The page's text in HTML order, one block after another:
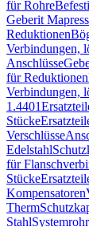
für Rohre
Geberit
Reduktionen
Verbindungen,
Anschlüsse
für Reduktionen
Verbindungen,
1.4401
Stücke
Verschlüsse
Edelstahl
für
Stücke
Kompensatoren
Therm
Stahl